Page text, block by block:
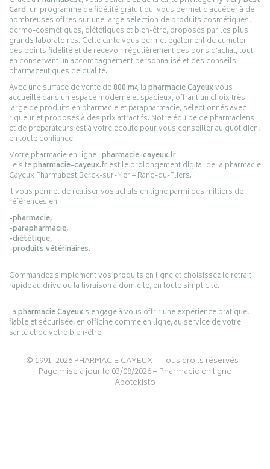
Card, un programme de fidélité gratuit qui vous permet d’accéder à de
nombreuses offres sur une large sélection de produits cosmétiques,
dermo-cosmétiques, diététiques et bien-être, proposés par les plus
grands laboratoires. Cette carte vous permet également de cumuler
des points fidélité et de recevoir régulièrement des bons d’achat, tout
en conservant un accompagnement personnalisé et des conseils
pharmaceutiques de qualité.
Avec une surface de vente de800 m², lapharmacie Cayeuxvous
accueille dans un espace moderne et spacieux, offrant un choix très
large de produits en pharmacie et parapharmacie, sélectionnés avec
rigueur et proposés à des prix attractifs. Notre équipe de pharmaciens
et de préparateurs est à votre écoute pour vous conseiller au quotidien,
en toute confiance.
Votre pharmacie en ligne :pharmacie-cayeux.fr
Le sitepharmacie-cayeux.frest le prolongement digital de la pharmacie
Cayeux Pharmabest Berck-sur-Mer – Rang-du-Fliers.
Il vous permet de réaliser vos achats en ligne parmi des milliers de
références en :
-pharmacie,
-parapharmacie,
-diététique,
-produits vétérinaires.
Commandez simplement vos produits en ligne et choisissez le retrait
rapide au drive ou la livraison à domicile, en toute simplicité.
Lapharmacie Cayeuxs’engage à vous offrir une expérience pratique,
fiable et sécurisée, en officine comme en ligne, au service de votre
santé et de votre bien-être.
© 1991-2026PHARMACIE CAYEUX– Tous droits réservés –
Page mise à jour le 03/08/2026 –Pharmacie en ligne
Apotekisto